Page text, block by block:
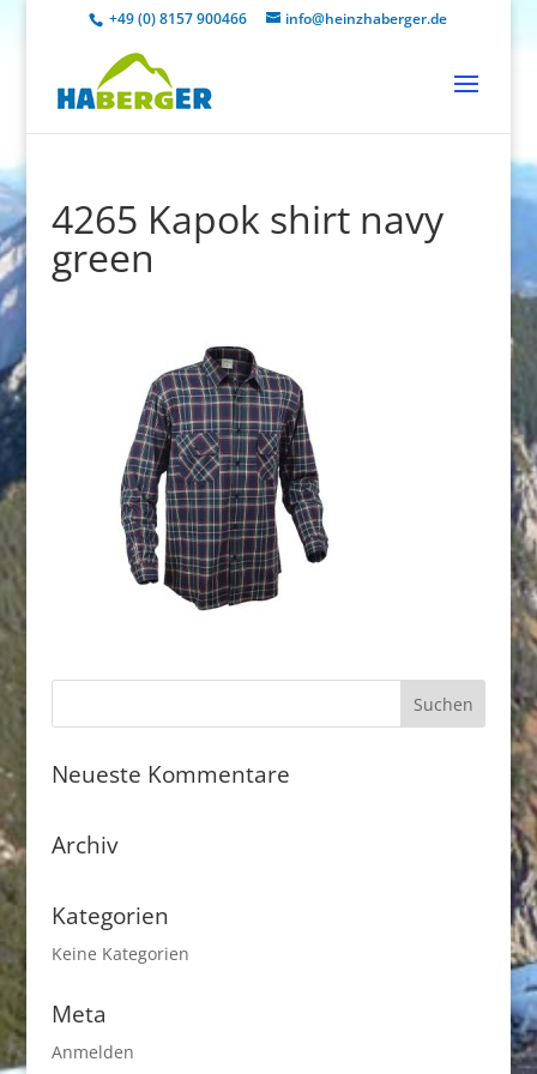
+49 (0) 8157 900466 info@heinzhaberger.de
4265 Kapok shirt navy
green
Neueste Kommentare
Archiv
Kategorien
Keine Kategorien
Meta
Anmelden